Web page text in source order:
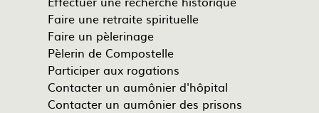
Faire une retraite spirituelle
Faire un pèlerinage
Pèlerin de Compostelle
Participer aux rogations
Contacter un aumônier d'hôpital
Contacter un aumônier des prisons